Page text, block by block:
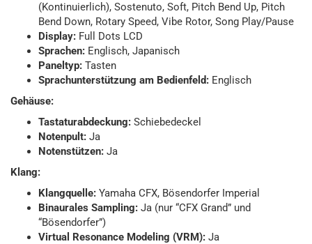
(Kontinuierlich), Sostenuto, Soft, Pitch Bend Up, Pitch
Bend Down, Rotary Speed, Vibe Rotor, Song Play/Pause
Display: Full Dots LCD
Sprachen: Englisch, Japanisch
Paneltyp: Tasten
Sprachunterstützung am Bedienfeld: Englisch
Gehäuse:
Tastaturabdeckung: Schiebedeckel
Notenpult: Ja
Notenstützen: Ja
Klang:
Klangquelle: Yamaha CFX, Bösendorfer Imperial
Binaurales Sampling: Ja (nur “CFX Grand” und
“Bösendorfer”)
Virtual Resonance Modeling (VRM): Ja